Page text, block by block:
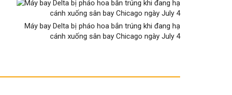
Máy bay Delta bị pháo hoa bắn trúng khi đang hạ
cánh xuống sân bay Chicago ngày July 4